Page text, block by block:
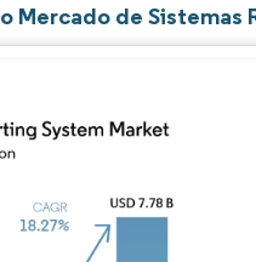
Mercado de